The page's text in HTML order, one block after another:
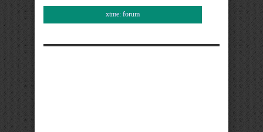
xtme: forum